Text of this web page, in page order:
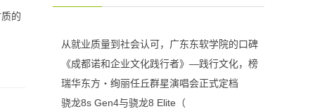
的
从就业质量到社会认可，广东东软学院的口碑
《成都诺和企业文化践行者》—践行文化，榜
瑞华东方・绚丽任丘群星演唱会正式定档
骁龙8s Gen4与骁龙8 Elite（